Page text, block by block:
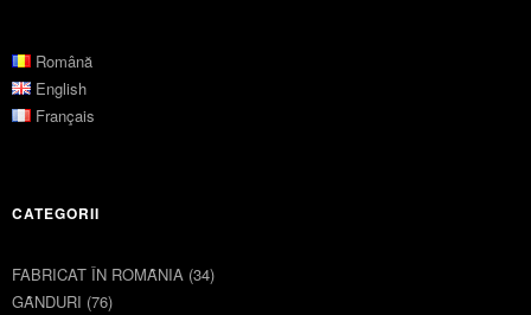
Română
English
Français
CATEGORII
FABRICAT ÎN ROMȂNIA (34)
GȂNDURI (76)